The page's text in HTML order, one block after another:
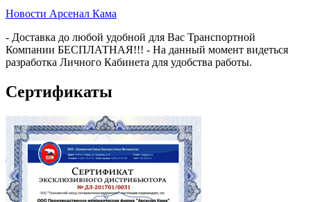
Новости Арсенал Кама
- Доставка до любой удобной для Вас Транспортной
Компании БЕСПЛАТНАЯ!!! - На данный момент видеться
разработка Личного Кабинета для удобства работы.
Сертификаты